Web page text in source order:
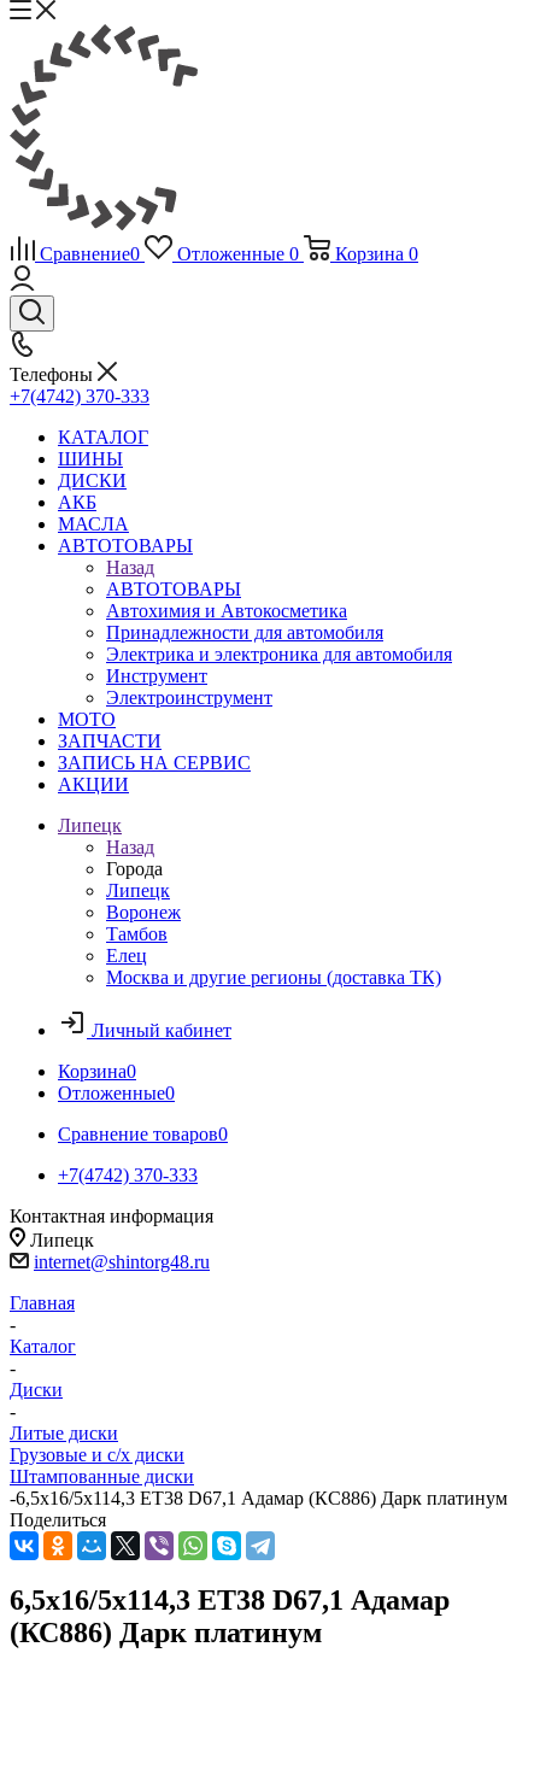
Сравнение0 Отложенные 0 Корзина 0
Телефоны
+7(4742) 370-333
КАТАЛОГ
ШИНЫ
ДИСКИ
АКБ
МАСЛА
АВТОТОВАРЫ
Назад
АВТОТОВАРЫ
Автохимия и Автокосметика
Принадлежности для автомобиля
Электрика и электроника для автомобиля
Инструмент
Электроинструмент
МОТО
ЗАПЧАСТИ
ЗАПИСЬ НА СЕРВИС
АКЦИИ
Липецк
Назад
Города
Липецк
Воронеж
Тамбов
Елец
Москва и другие регионы (доставка ТК)
Личный кабинет
Корзина0
Отложенные0
Сравнение товаров0
+7(4742) 370-333
Контактная информация
Липецк
internet@shintorg48.ru
Главная
-
Каталог
-
Диски
-
Литые диски
Грузовые и с/х диски
Штампованные диски
-6,5x16/5x114,3 ET38 D67,1 Адамар (КС886) Дарк платинум
Поделиться
6,5x16/5x114,3 ET38 D67,1 Адамар
(КС886) Дарк платинум